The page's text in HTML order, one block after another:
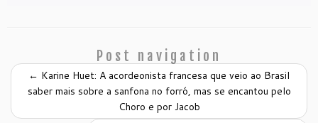
Post navigation
← Karine Huet: A acordeonista francesa que veio ao Brasil
saber mais sobre a sanfona no forró, mas se encantou pelo
Choro e por Jacob